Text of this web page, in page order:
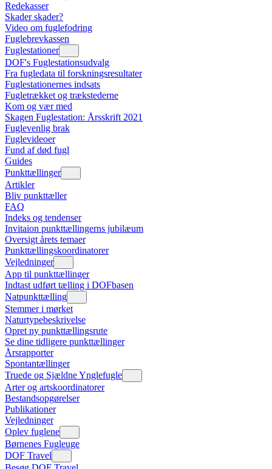
Redekasser
Skader skader?
Video om fuglefodring
Fuglebrevkassen
Fuglestationer
DOF's Fuglestationsudvalg
Fra fugledata til forskningsresultater
Fuglestationernes indsats
Fugletrækket og trækstederne
Kom og vær med
Skagen Fuglestation: Årsskrift 2021
Fuglevenlig brak
Fuglevideoer
Fund af død fugl
Guides
Punkttællinger
Artikler
Bliv punkttæller
FAQ
Indeks og tendenser
Invitaion punkttællingerns jubilæum
Oversigt årets temaer
Punkttællingskoordinatorer
Vejledninger
App til punkttællinger
Indtast udført tælling i DOFbasen
Natpunkttælling
Stemmer i mørket
Naturtypebeskrivelse
Opret ny punkttællingsrute
Se dine tidligere punkttællinger
Årsrapporter
Spontantællinger
Truede og Sjældne Ynglefugle
Arter og artskoordinatorer
Bestandsopgørelser
Publikationer
Vejledninger
Oplev fuglene
Børnenes Fugleuge
DOF Travel